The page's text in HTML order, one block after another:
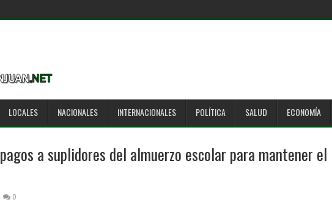
LOCALES NACIONALES INTERNACIONALES POLÍTICA SALUD ECONOMÍA
a suplidores del almuerzo escolar para mantener el
0